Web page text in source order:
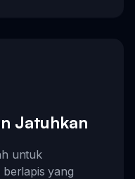
Jatuhkan
untuk
yang